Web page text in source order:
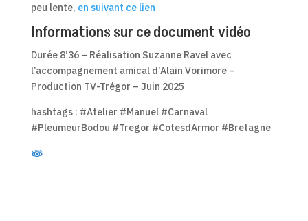
peu lente, en suivant ce lien
Informations sur ce document vidéo
Durée 8’36 – Réalisation Suzanne Ravel avec
l’accompagnement amical d’Alain Vorimore –
Production TV-Trégor – Juin 2025
hashtags : #Atelier #Manuel #Carnaval
#PleumeurBodou #Tregor #CotesdArmor #Bretagne